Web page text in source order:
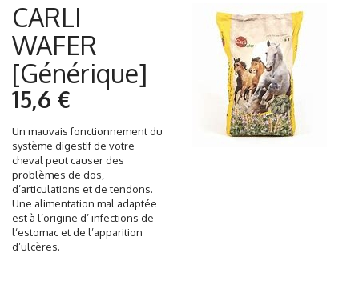
CARLI
WAFER
[Générique]
15,6 €
Un mauvais fonctionnement du
système digestif de votre
cheval peut causer des
problèmes de dos,
d’articulations et de tendons.
Une alimentation mal adaptée
est à l’origine d’ infections de
l‘estomac et de l’apparition
d’ulcères.